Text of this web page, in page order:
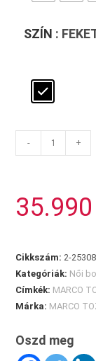
SZÍN :
TOZZI
mennyiség
- +
35.990
Cikkszám:2-
Kategóriák: Női
Címkék: MARCO
Márka: MARCO
Oszd meg